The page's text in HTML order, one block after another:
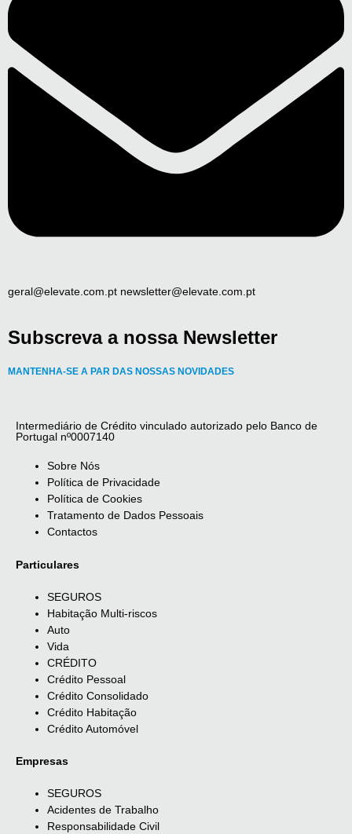
geral@elevate.com.pt newsletter@elevate.com.pt
Subscreva a nossa Newsletter
MANTENHA-SE A PAR DAS NOSSAS NOVIDADES
Intermediário de Crédito vinculado autorizado pelo Banco de
Portugal nº0007140
Sobre Nós
Política de Privacidade
Política de Cookies
Tratamento de Dados Pessoais
Contactos
Particulares
SEGUROS
Habitação Multi-riscos
Auto
Vida
CRÉDITO
Crédito Pessoal
Crédito Consolidado
Crédito Habitação
Crédito Automóvel
Empresas
SEGUROS
Acidentes de Trabalho
Responsabilidade Civil